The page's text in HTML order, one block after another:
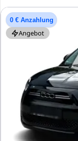
0 € Anzahlung
Angebot